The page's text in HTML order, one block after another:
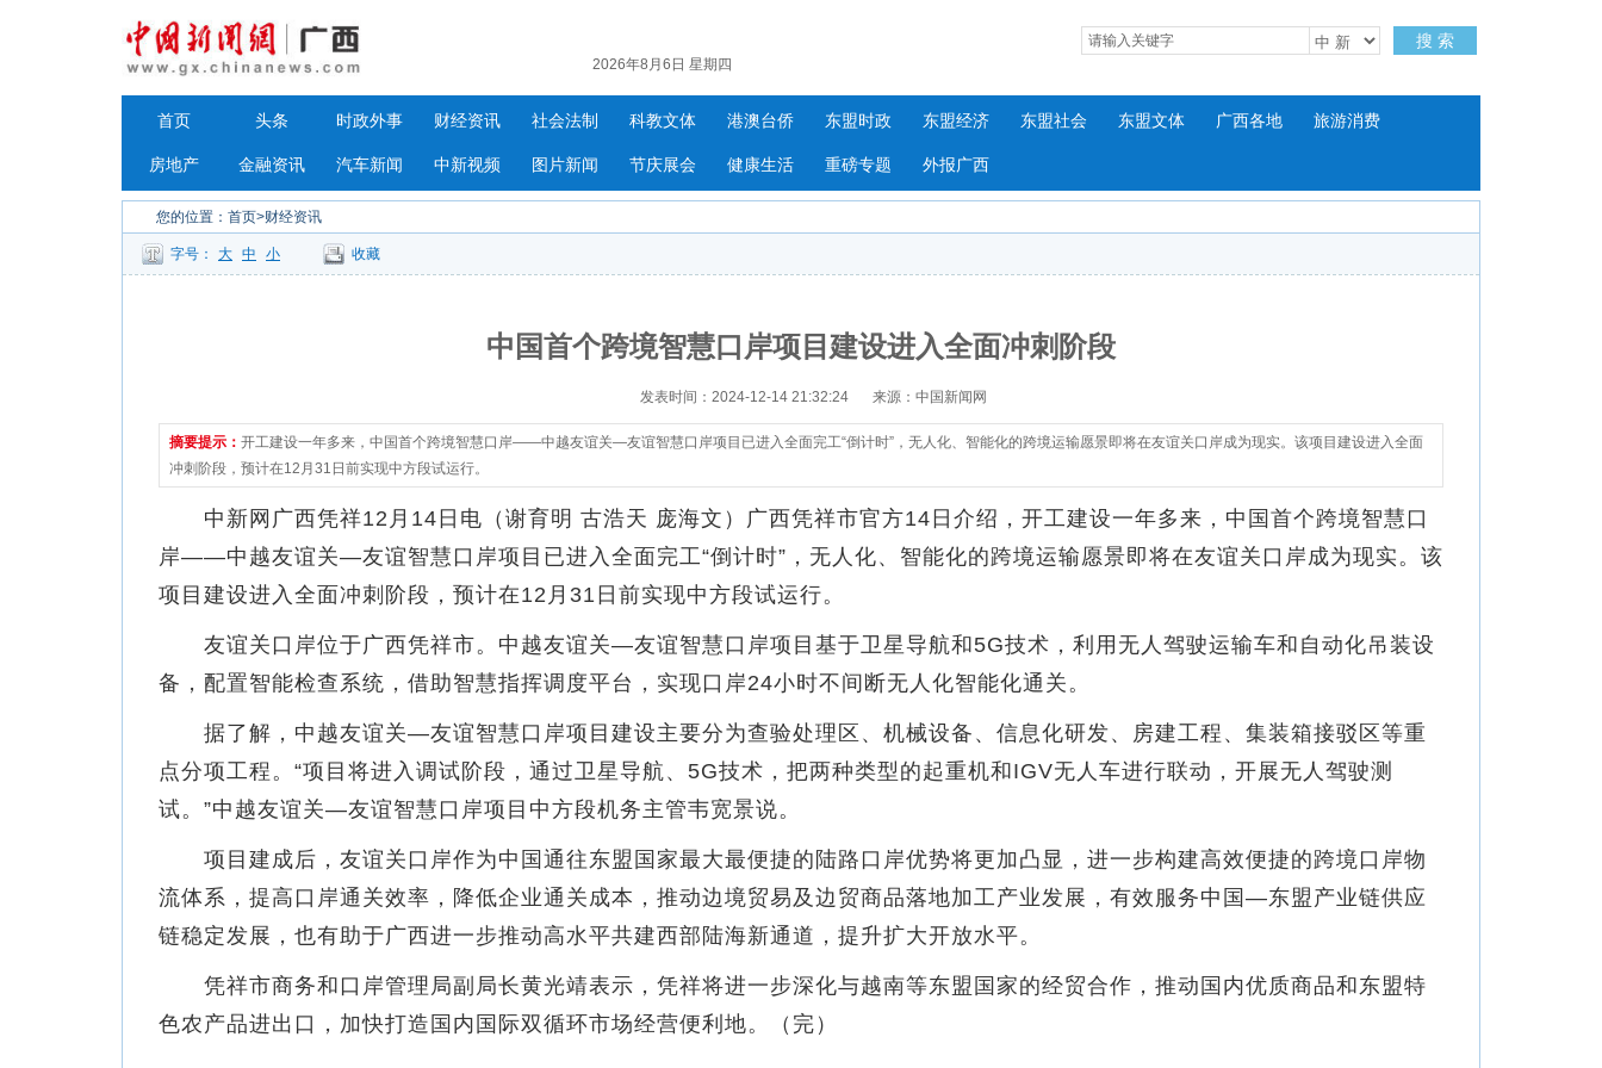
2026年8月6日 星期四
搜 索
首页 头条 时政外事 财经资讯 社会法制 科教文体 港澳台侨 东盟时政 东盟经济 东盟社会 东盟文体 广西各地 旅游消费
房地产 金融资讯 汽车新闻 中新视频 图片新闻 节庆展会 健康生活 重磅专题 外报广西
您的位置： 首页>财经资讯
字号： 大 中 小 收藏
中国首个跨境智慧口岸项目建设进入全面冲刺阶段
发表时间：2024-12-14 21:32:24 来源：中国新闻网
摘要提示： 开工建设一年多来，中国首个跨境智慧口岸——中越友谊关—友谊智慧口岸项目已进入全面完工“倒计时”，无人化、智能化的跨境运输愿景即将在友谊关口岸成为现实。该项目建设进入全面
冲刺阶段，预计在12月31日前实现中方段试运行。
中新网广西凭祥12月14日电（谢育明 古浩天 庞海文）广西凭祥市官方14日介绍，开工建设一年多来，中国首个跨境智慧口
岸——中越友谊关—友谊智慧口岸项目已进入全面完工“倒计时”，无人化、智能化的跨境运输愿景即将在友谊关口岸成为现实。该
项目建设进入全面冲刺阶段，预计在12月31日前实现中方段试运行。
友谊关口岸位于广西凭祥市。中越友谊关—友谊智慧口岸项目基于卫星导航和5G技术，利用无人驾驶运输车和自动化吊装设
备，配置智能检查系统，借助智慧指挥调度平台，实现口岸24小时不间断无人化智能化通关。
据了解，中越友谊关—友谊智慧口岸项目建设主要分为查验处理区、机械设备、信息化研发、房建工程、集装箱接驳区等重
点分项工程。“项目将进入调试阶段，通过卫星导航、5G技术，把两种类型的起重机和IGV无人车进行联动，开展无人驾驶测
试。”中越友谊关—友谊智慧口岸项目中方段机务主管韦宽景说。
项目建成后，友谊关口岸作为中国通往东盟国家最大最便捷的陆路口岸优势将更加凸显，进一步构建高效便捷的跨境口岸物
流体系，提高口岸通关效率，降低企业通关成本，推动边境贸易及边贸商品落地加工产业发展，有效服务中国—东盟产业链供应
链稳定发展，也有助于广西进一步推动高水平共建西部陆海新通道，提升扩大开放水平。
凭祥市商务和口岸管理局副局长黄光靖表示，凭祥将进一步深化与越南等东盟国家的经贸合作，推动国内优质商品和东盟特
色农产品进出口，加快打造国内国际双循环市场经营便利地。（完）